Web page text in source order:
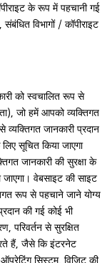
के रूप में पहचानी गई
विभागों / कॉपीराइट
को स्वचालित रूप से
जो हमें आपको व्यक्तिगत
जानकारी प्रदान
सूचित किया जाएगा
जानकारी की सुरक्षा के
जाएगा। वेबसाइट की साइट
रूप से पहचाने जाने योग्य
की गई कोई भी
परिवर्तन से सुरक्षित
हैं, जैसे कि इंटरनेट